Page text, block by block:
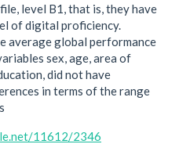
level B1, that is, they have
of digital proficiency.
average global performance
sex, age, area of
did not have
in terms of the range
11612/2346